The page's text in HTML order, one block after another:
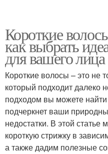
Короткие
как выбрать
для вашего лица
Короткие волосы – это не
который подходит далеко
подходом вы можете
подчеркнет ваши
недостатки. В этой
короткую стрижку в
а также дадим полезные